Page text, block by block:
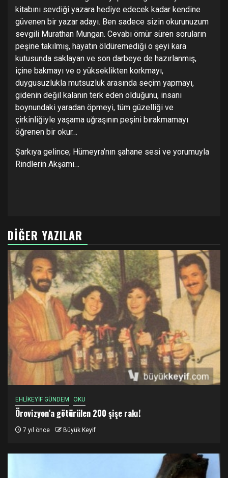
kitabını sevdiği yazara hediye edecek kadar kendine
güvenen bir yazar adayı. Ben sadece sizin okurunuzum
sevgili Murathan Mungan. Cevabı ömür süren soruların
peşine takılmış, hayatın öldüremediği o şeyi kara
kutusunda saklayan ve son darbeye de hazırlanmış,
içine bakmayı ve o yükseklikten korkmayı,
duygusuzlukla mutsuzluk arasında seçim yapmayı,
gidenin değil kalanın terk eden olduğunu, insanı
boynundaki yaradan öpmeyi, tüm güzelliği ve
çirkinliğiyle yaşama uğraşının peşini bırakmamayı
öğrenen bir okur…
Şarkıya gelince; Hümeyra’nın şahane sesi ve yorumuyla
Rindlerin Akşamı…
DIĞER YAZILAR
EHLİKEYİF GÜNDEM OKU
Örovizyon’a götürülen 200 şişe rakı!
7 yıl önce Büyük Keyif